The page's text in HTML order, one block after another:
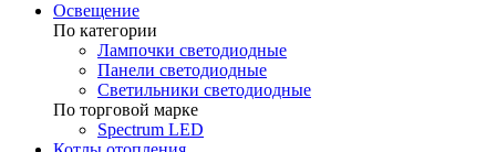
Освещение
По категории
Лампочки светодиодные
Панели светодиодные
Светильники светодиодные
По торговой марке
Spectrum LED